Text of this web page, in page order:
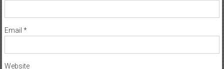
Email *
Website